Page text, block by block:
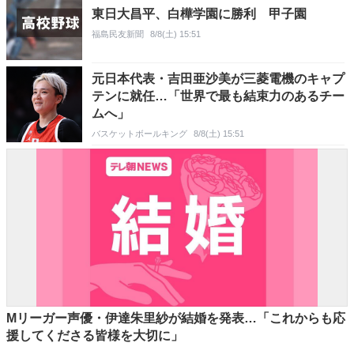
東日大昌平、白樺学園に勝利 甲子園
福島民友新聞 8/8(土) 15:51
元日本代表・吉田亜沙美が三菱電機のキャプ
テンに就任…「世界で最も結束力のあるチー
ムへ」
バスケットボールキング 8/8(土) 15:51
Mリーガー声優・伊達朱里紗が結婚を発表…「これからも応
援してくださる皆様を大切に」